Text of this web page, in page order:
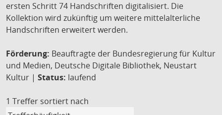
ersten Schritt 74 Handschriften digitalisiert. Die
Kollektion wird zukünftig um weitere mittelalterliche
Handschriften erweitert werden.
Förderung: Beauftragte der Bundesregierung für Kultur
und Medien, Deutsche Digitale Bibliothek, Neustart
Kultur | Status: laufend
1 Treffer sortiert nach